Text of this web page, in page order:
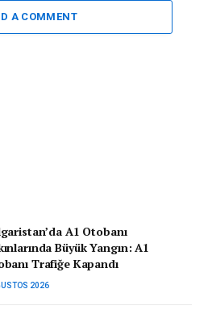
A COMMENT
A1 Otobanı
Büyük Yangın: A1
Trafiğe Kapandı
2026